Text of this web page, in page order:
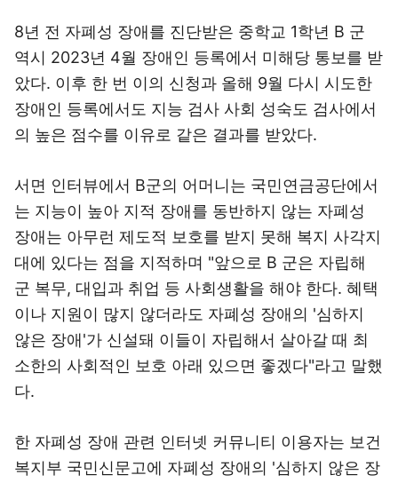
8년 전 자폐성 장애를 진단받은 중학교 1학년 B 군
역시 2023년 4월 장애인 등록에서 미해당 통보를 받
았다. 이후 한 번 이의 신청과 올해 9월 다시 시도한
장애인 등록에서도 지능 검사 사회 성숙도 검사에서
의 높은 점수를 이유로 같은 결과를 받았다.
서면 인터뷰에서 B군의 어머니는 국민연금공단에서
는 지능이 높아 지적 장애를 동반하지 않는 자폐성
장애는 아무런 제도적 보호를 받지 못해 복지 사각지
대에 있다는 점을 지적하며 "앞으로 B 군은 자립해
군 복무, 대입과 취업 등 사회생활을 해야 한다. 혜택
이나 지원이 많지 않더라도 자폐성 장애의 '심하지
않은 장애'가 신설돼 이들이 자립해서 살아갈 때 최
소한의 사회적인 보호 아래 있으면 좋겠다"라고 말했
다.
한 자폐성 장애 관련 인터넷 커뮤니티 이용자는 보건
복지부 국민신문고에 자폐성 장애의 '심하지 않은 장